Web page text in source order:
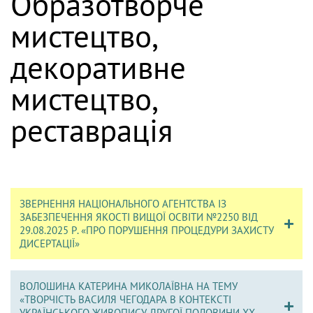
мистецтво,
декоративне
мистецтво,
реставрація
ЗВЕРНЕННЯ НАЦІОНАЛЬНОГО АГЕНТСТВА ІЗ
ЗАБЕЗПЕЧЕННЯ ЯКОСТІ ВИЩОЇ ОСВІТИ №2250 ВІД
29.08.2025 Р. «ПРО ПОРУШЕННЯ ПРОЦЕДУРИ ЗАХИСТУ
ДИСЕРТАЦІЇ»
ВОЛОШИНА КАТЕРИНА МИКОЛАЇВНА НА ТЕМУ
«ТВОРЧІСТЬ ВАСИЛЯ ЧЕГОДАРА В КОНТЕКСТІ